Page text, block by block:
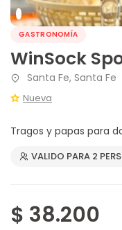
GASTRONOMÍA
WinSock
Santa Fe, Santa Fe
Nueva
Tragos y papas para
VALIDO PARA 2
$ 38.200